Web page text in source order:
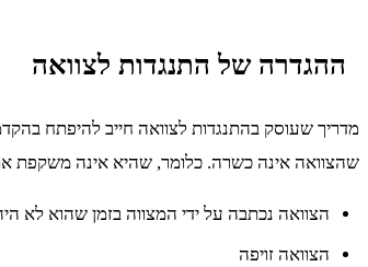
ההגדרה של התנגדות לצוואה
מדריך שעוסק בהתנגדות לצוואה חייב להיפתח
שהצוואה אינה כשרה. כלומר, שהיא אינה משקפת את
הצוואה נכתבה על ידי המצווה בזמן שהוא לא
הצוואה זויפה